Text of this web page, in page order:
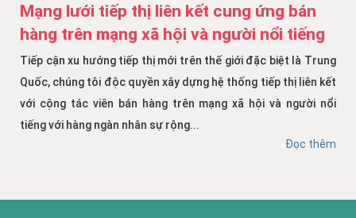
Mạng lưới tiếp thị liên kết cung ứng bán
hàng trên mạng xã hội và người nổi tiếng
Tiếp cận xu hướng tiếp thị mới trên thế giới đặc biệt là Trung
Quốc, chúng tôi độc quyền xây dựng hệ thống tiếp thị liên kết
với cộng tác viên bán hàng trên mạng xã hội và người nổi
tiếng với hàng ngàn nhân sự rộng...
Đọc thêm